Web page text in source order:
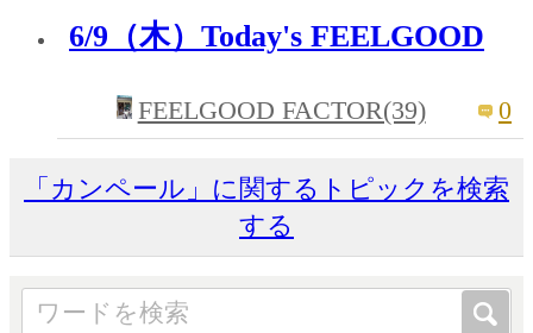
6/9（木）Today's FEELGOOD
FEELGOOD FACTOR(39) 0
「カンペール」に関するトピックを検索
する